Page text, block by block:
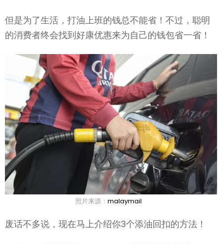
但是为了生活，打油上班的钱总不能省！不过，聪明
的消费者终会找到好康优惠来为自己的钱包省一省！
照片来源： malaymail
废话不多说，现在马上介绍你3个添油回扣的方法！